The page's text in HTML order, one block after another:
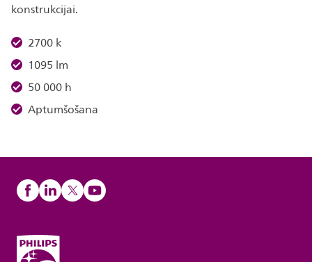
konstrukcijai.
2700 k
1095 lm
50 000 h
Aptumšošana